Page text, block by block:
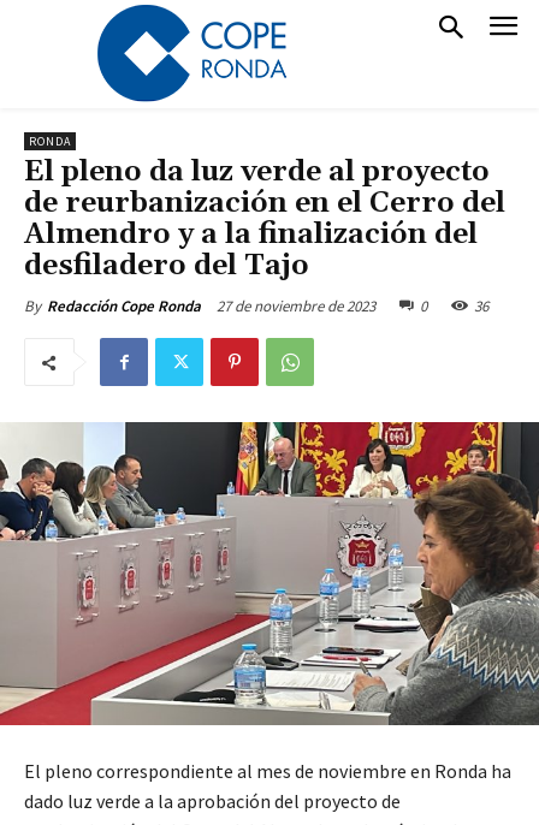
RONDA
El pleno da luz verde al proyecto
de reurbanización en el Cerro del
Almendro y a la finalización del
desfiladero del Tajo
By Redacción Cope Ronda 27 de noviembre de 2023 0 36
El pleno correspondiente al mes de noviembre en Ronda ha
dado luz verde a la aprobación del proyecto de